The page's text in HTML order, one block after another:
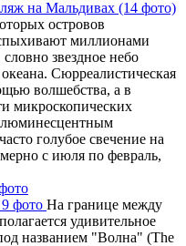
островов
миллионами
звездное небо
Сюрреалистическая
волшебства, а в
микроскопических
голубое свечение на
с июля по февраль,
На границе между
удивительное
названием "Волна" (The